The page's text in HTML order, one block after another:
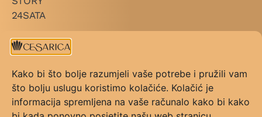
Kako bi što bolje razumjeli vaše potrebe i pružili vam
što bolju uslugu koristimo kolačiće. Kolačić je
informacija spremljena na vaše računalo kako bi kako
24SATA
+ LINKOVI
KATEGORIJE
PRAVILNIK NAGRADE
PRAVILNIK GLASOVANJA